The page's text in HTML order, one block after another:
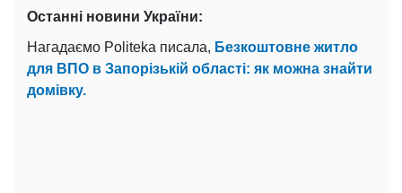
Останні новини України:
Нагадаємо Politeka писала, Безкоштовне житло
для ВПО в Запорізькій області: як можна знайти
домівку.